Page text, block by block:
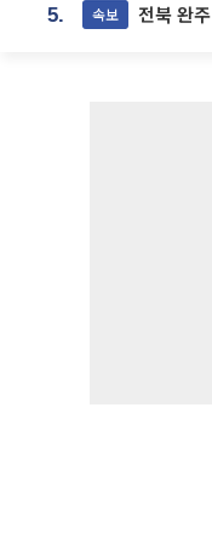
5. 속보 전북 완